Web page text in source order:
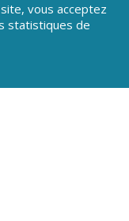
!
vous acceptez
statistiques de